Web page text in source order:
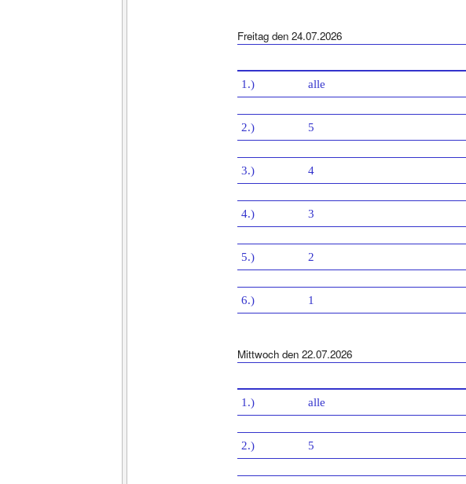
Freitag den 24.07.2026
1.) alle
2.) 5
3.) 4
4.) 3
5.) 2
6.) 1
Mittwoch den 22.07.2026
1.) alle
2.) 5